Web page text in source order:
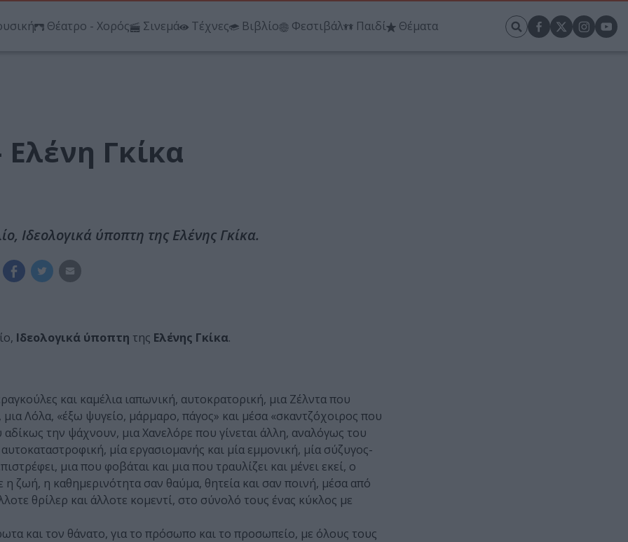
Θέατρο - Χορός Σινεμά Τέχνες Βιβλίο Φεστιβάλ Παιδί Θέματα
Γκίκα
Ιδεολογικά ύποπτη της Ελένης Γκίκα.
Ιδεολογικά ύποπτη της Ελένης Γκίκα.
και καμέλια ιαπωνική, αυτοκρατορική, μια Ζέλντα που
Λόλα, «έξω ψυγείο, μάρμαρο, πάγος» και μέσα «σκαντζόχοιρος που
την ψάχνουν, μια Χανελόρε που γίνεται άλλη, αναλόγως του
μία εργασιομανής και μία εμμονική, μία σύζυγος-
μια που φοβάται και μια που τραυλίζει και μένει εκεί, ο
ζωή, η καθημερινότητα σαν θαύμα, θητεία και σαν ποινή, μέσα από
θρίλερ και άλλοτε κομεντί, στο σύνολό τους ένας κύκλος με
και τον θάνατο, για το πρόσωπο και το προσωπείο, με όλους τους